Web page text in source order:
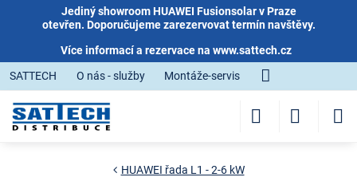
Jediný showroom HUAWEI Fusionsolar v Praze
otevřen. Doporučujeme zarezervovat termín navštěvy.
Více informací a rezervace na www.sattech.cz
SATTECH
O nás - služby Montáže-servis
HUAWEI řada L1 - 2-6 kW